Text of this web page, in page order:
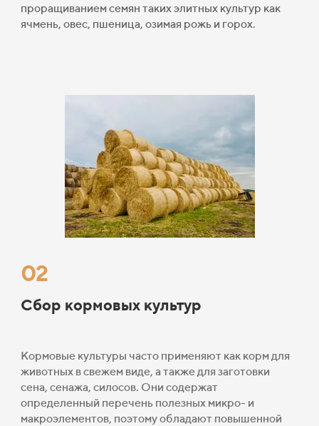
проращиванием семян таких элитных культур как
ячмень, овес, пшеница, озимая рожь и горох.
02
Сбор кормовых культур
Кормовые культуры часто применяют как корм для
животных в свежем виде, а также для заготовки
сена, сенажа, силосов. Они содержат
определенный перечень полезных микро- и
макроэлементов, поэтому обладают повышенной